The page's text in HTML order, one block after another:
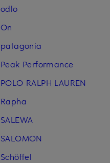
odlo
On
patagonia
Peak Performance
POLO RALPH LAUREN
Rapha
SALEWA
SALOMON
Schöffel